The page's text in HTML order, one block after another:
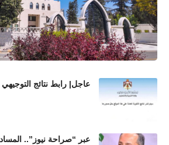
عاجل| رابط نتائج
عبر “صراحة نيوز”..